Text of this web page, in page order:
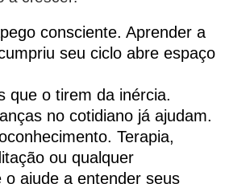
consciente. Aprender a
seu ciclo abre espaço
que o tirem da inércia.
no cotidiano já ajudam.
Terapia,
ou qualquer
o ajude a entender seus